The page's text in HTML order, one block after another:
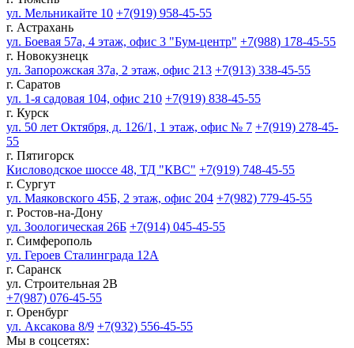
ул. Мельникайте 10 +7(919) 958-45-55
г. Астрахань
ул. Боевая 57а, 4 этаж, офис 3 "Бум-центр" +7(988) 178-45-55
г. Новокузнецк
ул. Запорожская 37а, 2 этаж, офис 213 +7(913) 338-45-55
г. Саратов
ул. 1-я садовая 104, офис 210 +7(919) 838-45-55
г. Курск
ул. 50 лет Октября, д. 126/1, 1 этаж, офис № 7 +7(919) 278-45-
55
г. Пятигорск
Кисловодское шоссе 48, ТД "КВС" +7(919) 748-45-55
г. Сургут
ул. Маяковского 45Б, 2 этаж, офис 204 +7(982) 779-45-55
г. Ростов-на-Дону
ул. Зоологическая 26Б +7(914) 045-45-55
г. Симферополь
ул. Героев Сталинграда 12А
г. Саранск
ул. Строительная 2В
+7(987) 076-45-55
г. Оренбург
ул. Аксакова 8/9 +7(932) 556-45-55
Мы в соцсетях: